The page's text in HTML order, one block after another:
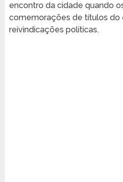
encontro da cidade quando
comemorações de títulos do
reivindicações políticas.